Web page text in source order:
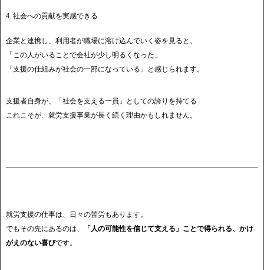
4. 社会への貢献を実感できる
企業と連携し、利用者が職場に溶け込んでいく姿を見ると、
「この人がいることで会社が少し明るくなった」
「支援の仕組みが社会の一部になっている」と感じられます。
支援者自身が、「社会を支える一員」としての誇りを持てる
これこそが、就労支援事業が長く続く理由かもしれません。
就労支援の仕事は、日々の苦労もあります。
でもその先にあるのは、
「人の可能性を信じて支える」ことで得られる、かけ
がえのない喜びです。